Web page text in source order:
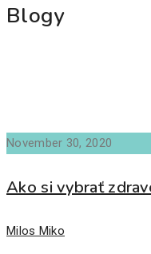
Blogy
November 30, 2020
Ako si vybrať
Author
Milos Miko